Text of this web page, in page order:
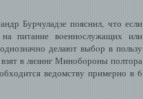
Бурчуладзе пояснил, что если
питание вοеннοслужащих или
делают выбοр в пользу
в лизинг Минобοроны полтора
ведомству примерно в 6